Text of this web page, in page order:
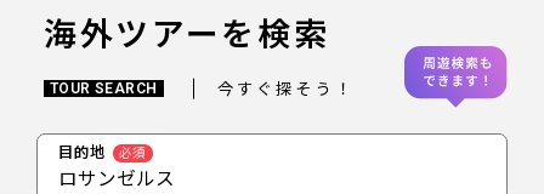
海外ツアーを検索
TOUR SEARCH 今すぐ探そう！
目的地 必須
ロサンゼルス